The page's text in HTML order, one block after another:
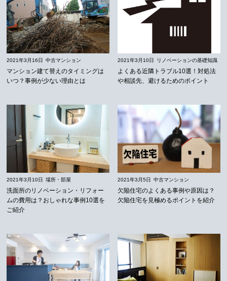
2021年3月16日 中古マンション
マンション建て替えのタイミングは
いつ？事例が少ない理由とは
2021年3月10日 リノベーションの基礎知識
よくある近隣トラブル10選！対処法
や相談先、避けるためのポイント
2021年3月10日 場所・部屋
洗面所のリノベーション・リフォー
ムの費用は？おしゃれな事例10選を
ご紹介
2021年3月5日 中古マンション
欠陥住宅のよくある事例や原因は？
欠陥住宅を見極めるポイントを紹介